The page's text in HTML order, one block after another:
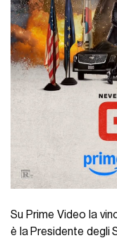
Su Prime Video la
è la Presidente degli